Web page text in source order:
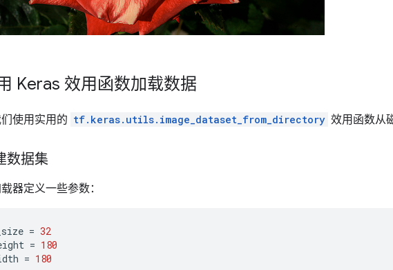
Keras 效用函数加载数据
使用实用的 tf.keras.utils.image_dataset_from_directory 效用函数从
数据集
器定义一些参数：
= 32
= 180
= 180